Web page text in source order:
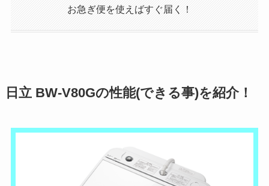
お急ぎ便を使えばすぐ届く！
日立 BW-V80Gの性能(できる事)を紹介！